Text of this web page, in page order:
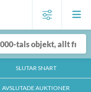
SLUTAR SNART
AVSLUTADE AUKTIONER